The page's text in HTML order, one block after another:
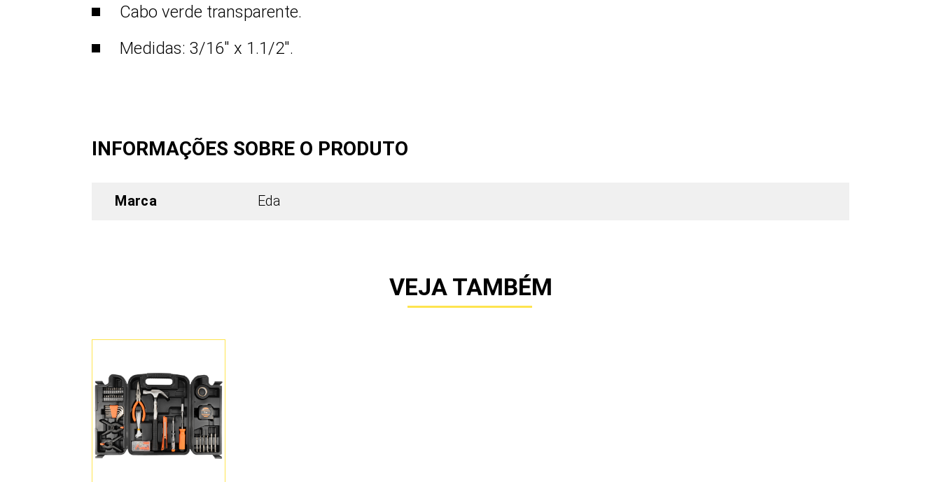
Cabo verde transparente.
Medidas: 3/16″ x 1.1/2″.
INFORMAÇÕES SOBRE O PRODUTO
Marca Eda
VEJA TAMBÉM